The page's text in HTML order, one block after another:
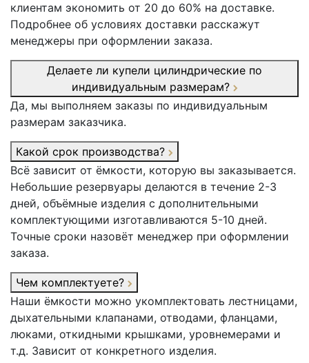
клиентам экономить от 20 до 60% на доставке.
Подробнее об условиях доставки расскажут
менеджеры при оформлении заказа.
Делаете ли купели цилиндрические по
индивидуальным размерам?
Да, мы выполняем заказы по индивидуальным
размерам заказчика.
Какой срок производства?
Всё зависит от ёмкости, которую вы заказывается.
Небольшие резервуары делаются в течение 2-3
дней, объёмные изделия с дополнительными
комплектующими изготавливаются 5-10 дней.
Точные сроки назовёт менеджер при оформлении
заказа.
Чем комплектуете?
Наши ёмкости можно укомплектовать лестницами,
дыхательными клапанами, отводами, фланцами,
люками, откидными крышками, уровнемерами и
т.д. Зависит от конкретного изделия.